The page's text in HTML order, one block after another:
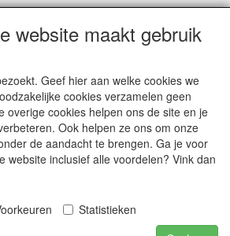
BV
website maakt gebruik
Geef hier aan welke cookies we
cookies verzamelen geen
overige cookies helpen ons de site en je
Ook helpen ze ons om onze
de aandacht te brengen. Ga je voor
website inclusief alle voordelen? Vink dan
Statistieken